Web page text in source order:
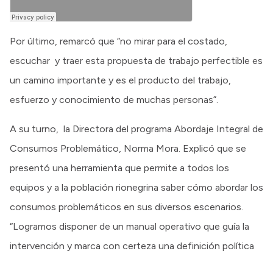
Por último, remarcó que “no mirar para el costado,
escuchar y traer esta propuesta de trabajo perfectible es
un camino importante y es el producto del trabajo,
esfuerzo y conocimiento de muchas personas”.
A su turno, la Directora del programa Abordaje Integral de
Consumos Problemático, Norma Mora. Explicó que se
presentó una herramienta que permite a todos los
equipos y a la población rionegrina saber cómo abordar los
consumos problemáticos en sus diversos escenarios.
“Logramos disponer de un manual operativo que guía la
intervención y marca con certeza una definición política